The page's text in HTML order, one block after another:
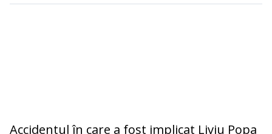
Accidentul în care a fost implicat Liviu Popa